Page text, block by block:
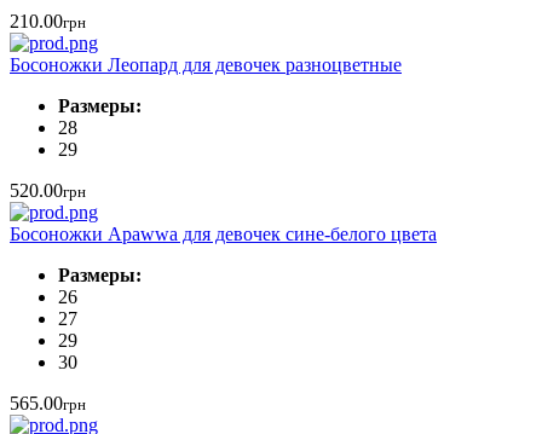
210.00грн
Босоножки Леопард для девочек разноцветные
Размеры:
28
29
520.00грн
Босоножки Apawwa для девочек сине-белого цвета
Размеры:
26
27
29
30
565.00грн